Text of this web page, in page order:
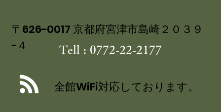
ーナーにて 茶六別館の食事処・四季膳
〒626-0017 京都府宮津市島崎２０３９
−４
Tell : 0772-22-2177
全館WiFi対応しております。